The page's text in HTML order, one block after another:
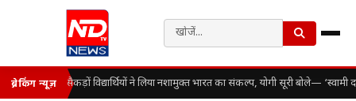
ब्रेकिंग न्यूज़ सैकड़ों विद्यार्थियों ने लिया नशामुक्त भारत का संकल्प, योगी सूरी बोले—